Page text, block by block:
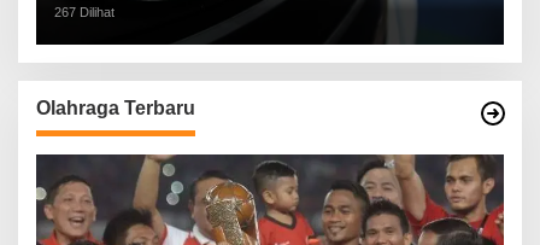
267 Dilihat
Olahraga Terbaru